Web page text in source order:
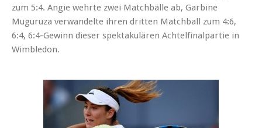
zum 5:4. Angie wehrte zwei Matchbälle ab, Garbine
Muguruza verwandelte ihren dritten Matchball zum 4:6,
6:4, 6:4-Gewinn dieser spektakulären Achtelfinalpartie in
Wimbledon.